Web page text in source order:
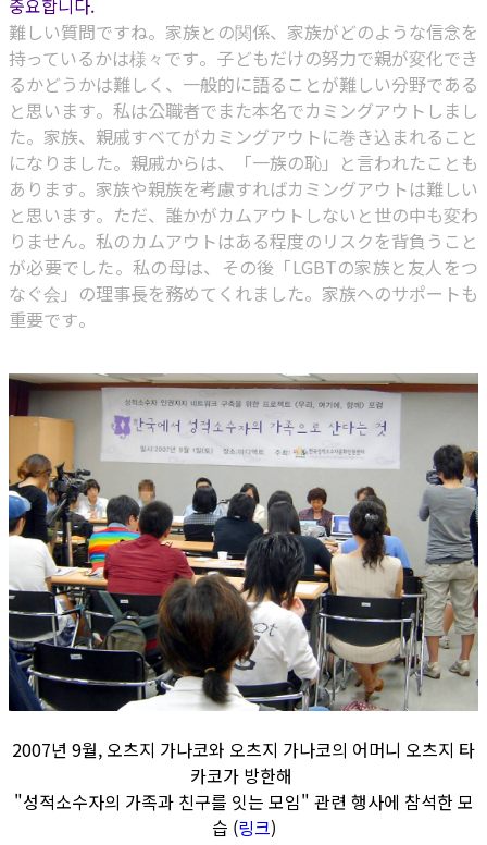
중요합니다.
難しい質問ですね。家族との関係、家族がどのような信念を
持っているかは様々です。子どもだけの努力で親が変化でき
るかどうかは難しく、一般的に語ることが難しい分野である
と思います。私は公職者でまた本名でカミングアウトしまし
た。家族、親戚すべてがカミングアウトに巻き込まれること
になりました。親戚からは、「一族の恥」と言われたことも
あります。家族や親族を考慮すればカミングアウトは難しい
と思います。ただ、誰かがカムアウトしないと世の中も変わ
りません。私のカムアウトはある程度のリスクを背負うこと
が必要でした。私の母は、その後「LGBTの家族と友人をつ
なぐ会」の理事長を務めてくれました。家族へのサポートも
重要です。
2007년 9월, 오츠지 가나코와 오츠지 가나코의 어머니 오츠지 타
카코가 방한해
"성적소수자의 가족과 친구를 잇는 모임" 관련 행사에 참석한 모
습 (링크)